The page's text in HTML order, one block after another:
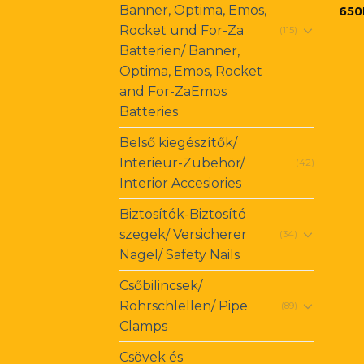
Banner, Optima, Emos,
Rocket und For-Za
Batterien/ Banner,
Optima, Emos, Rocket
and For-ZaEmos
Batteries
(115)
Belső kiegészítők/
Interieur-Zubehör/
Interior Accesiories
(42)
Biztosítók-Biztosító
szegek/ Versicherer
Nagel/ Safety Nails
(34)
Csőbilincsek/
Rohrschlellen/ Pipe
Clamps
(89)
Csövek és
650